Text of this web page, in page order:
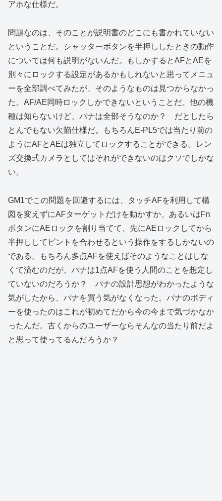
アホな仕様だ。
問題なのは、そのことが説明書のどこにも書かれていない
ということだ。シャッターボタンを半押ししたときの動作
については何も説明がないんだ。もしかするとAFとAEを
別々にロックする設定があるかもしれないと思ってメニュ
ーを全部調べてみたが、そのようなものは見つからなかっ
た。AF/AE同時ロックしかできないということだ。他の機
種は知らないけど、パナは全部そうなのか？ だとしたら
とんでもない欠陥仕様だ。もちろんE-PL5では当たり前の
ようにAFとAEは独立してロックすることができる。レン
ズ交換式カメラとしてはそれができないのはクソでしかな
い。
GM1でこの問題を回避するには、タッチAFを利用して構
図を変えずにAFターゲットだけを動かすか、あるいはFn
ボタンにAEロックを割り当てて、先にAEロックしてから
半押ししてピントを合わせるという操作をするしかないの
である。もちろん多点AFを使えばそのようなことはしな
くて済むのだが、パナは1点AFを使う人間のことを想定し
ていないのだろうか？ パナの設計思想がわかったような
気がしたから、パナを買う気がなくなった。パナのボディ
ーを使ったのはこれが初めてだから今の今まで気づかなか
ったんだ。古くからのユーザーならそんなの当たり前だよ
と思って使ってるんだろうか？